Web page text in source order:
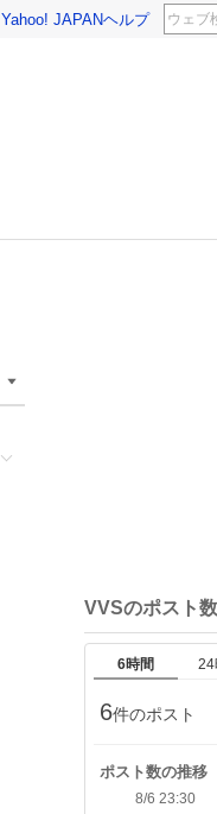
Yahoo! JAPANヘルプ
VVSのポスト
6時間 24
6件のポスト
ポスト数の推移
8/6 23:30